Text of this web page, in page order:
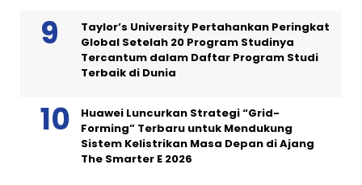
Taylor’s University Pertahankan Peringkat
Global Setelah 20 Program Studinya
Tercantum dalam Daftar Program Studi
Terbaik di Dunia
Huawei Luncurkan Strategi “Grid-
Forming” Terbaru untuk Mendukung
Sistem Kelistrikan Masa Depan di Ajang
The Smarter E 2026